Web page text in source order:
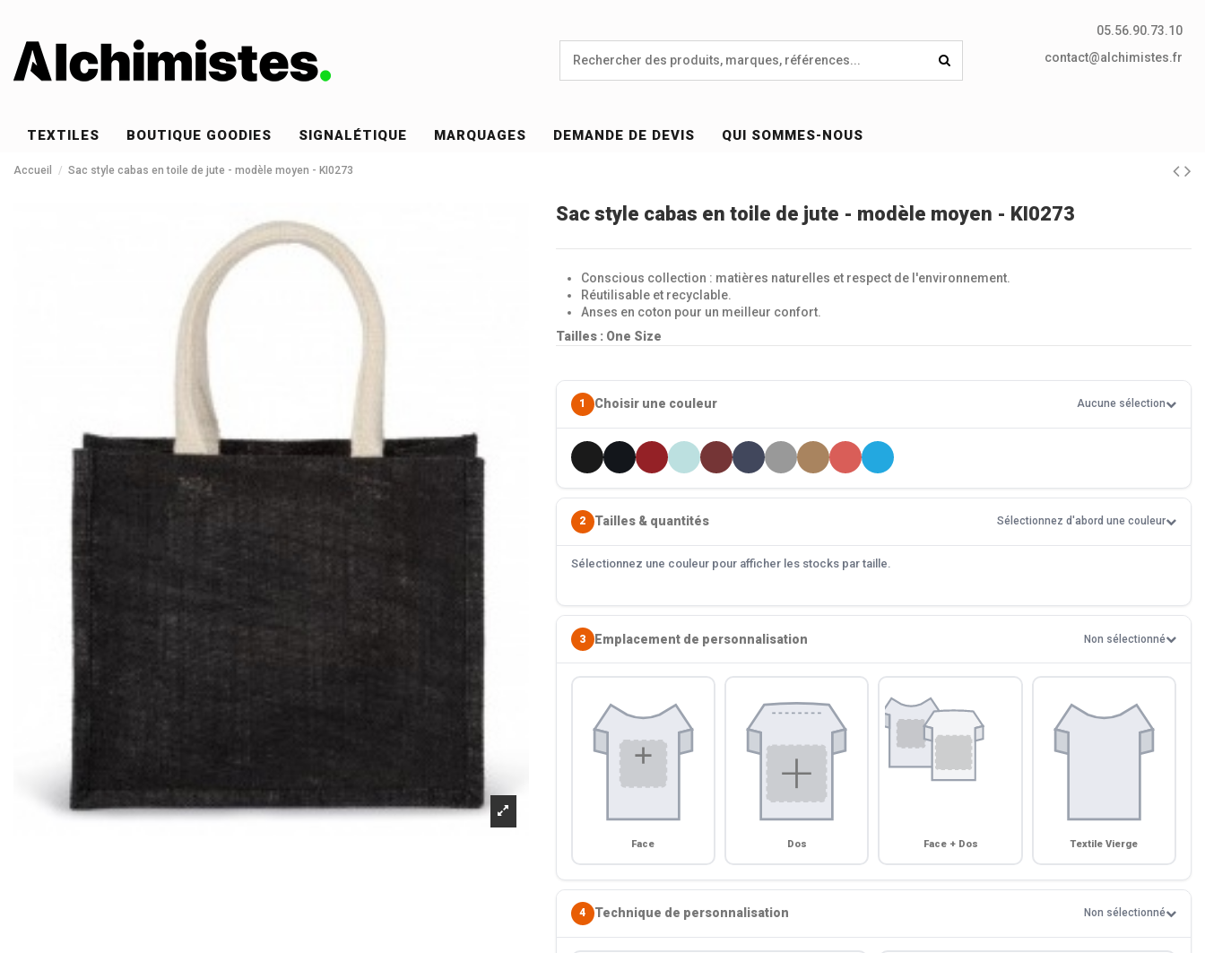
05.56.90.73.10
contact@alchimistes.fr
TEXTILES BOUTIQUE GOODIES SIGNALÉTIQUE MARQUAGES DEMANDE DE DEVIS QUI SOMMES-NOUS
Accueil Sac style cabas en toile de jute - modèle moyen - KI0273
Sac style cabas en toile de jute - modèle moyen - KI0273
Conscious collection : matières naturelles et respect de l'environnement.
Réutilisable et recyclable.
Anses en coton pour un meilleur confort.
Tailles : One Size
1 Choisir une couleur Aucune sélection
2 Tailles & quantités Sélectionnez d'abord une couleur
Sélectionnez une couleur pour afficher les stocks par taille.
3 Emplacement de personnalisation Non sélectionné
Face Dos Face + Dos Textile Vierge
4 Technique de personnalisation Non sélectionné